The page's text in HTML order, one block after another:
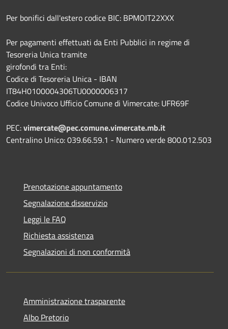
Per bonifici dall'estero codice BIC: BPMOIT22XXX
Per pagamenti effettuati da Enti Pubblici in regime di
Tesoreria Unica tramite
girofondi tra Enti:
Codice di Tesoreria Unica - IBAN
IT84H0100004306TU0000006317
Codice Univoco Ufficio Comune di Vimercate: UFR69F
PEC:vimercate@pec.comune.vimercate.mb.it
Centralino Unico: 039.66.59.1 - Numero verde 800.012.503
Prenotazione appuntamento
Segnalazione disservizio
Leggi le FAQ
Richiesta assistenza
Segnalazioni di non conformità
Amministrazione trasparente
Albo Pretorio